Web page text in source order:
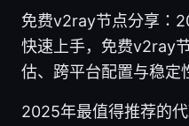
免费v2ray节点分享：
快速上手，免费v2ray
估、跨平台配置与稳定
2025年最值得推荐的